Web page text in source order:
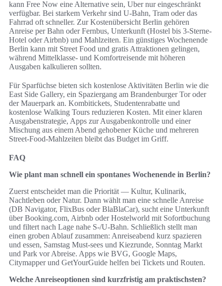
kann Free Now eine Alternative sein, Uber nur eingeschränkt
verfügbar. Bei starkem Verkehr sind U-Bahn, Tram oder das
Fahrrad oft schneller. Zur Kostenübersicht Berlin gehören
Anreise per Bahn oder Fernbus, Unterkunft (Hostel bis 3-Sterne-
Hotel oder Airbnb) und Mahlzeiten. Ein günstiges Wochenende
Berlin kann mit Street Food und gratis Attraktionen gelingen,
während Mittelklasse- und Komfortreisende mit höheren
Ausgaben kalkulieren sollten.
Für Sparfüchse bieten sich kostenlose Aktivitäten Berlin wie die
East Side Gallery, ein Spaziergang am Brandenburger Tor oder
der Mauerpark an. Kombitickets, Studentenrabatte und
kostenlose Walking Tours reduzieren Kosten. Mit einer klaren
Ausgabenstrategie, Apps zur Ausgabenkontrolle und einer
Mischung aus einem Abend gehobener Küche und mehreren
Street-Food-Mahlzeiten bleibt das Budget im Griff.
FAQ
Wie plant man schnell ein spontanes Wochenende in Berlin?
Zuerst entscheidet man die Priorität — Kultur, Kulinarik,
Nachtleben oder Natur. Dann wählt man eine schnelle Anreise
(DB Navigator, FlixBus oder BlaBlaCar), sucht eine Unterkunft
über Booking.com, Airbnb oder Hostelworld mit Sofortbuchung
und filtert nach Lage nahe S-/U‑Bahn. Schließlich stellt man
einen groben Ablauf zusammen: Anreiseabend kurz spazieren
und essen, Samstag Must‑sees und Kiezrunde, Sonntag Markt
und Park vor Abreise. Apps wie BVG, Google Maps,
Citymapper und GetYourGuide helfen bei Tickets und Routen.
Welche Anreiseoptionen sind kurzfristig am praktischsten?